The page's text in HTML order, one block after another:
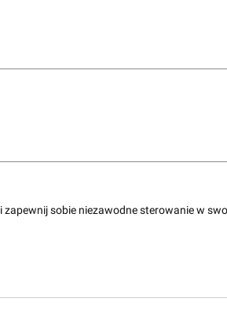
i zapewnij sobie niezawodne sterowanie w